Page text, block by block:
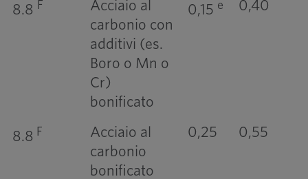
8.8 F
Acciaio al
carbonio con
additivi (es.
Boro o Mn o
Cr)
bonificato
0,15 e 0,40
8.8 F
Acciaio al
carbonio
bonificato
0,25 0,55